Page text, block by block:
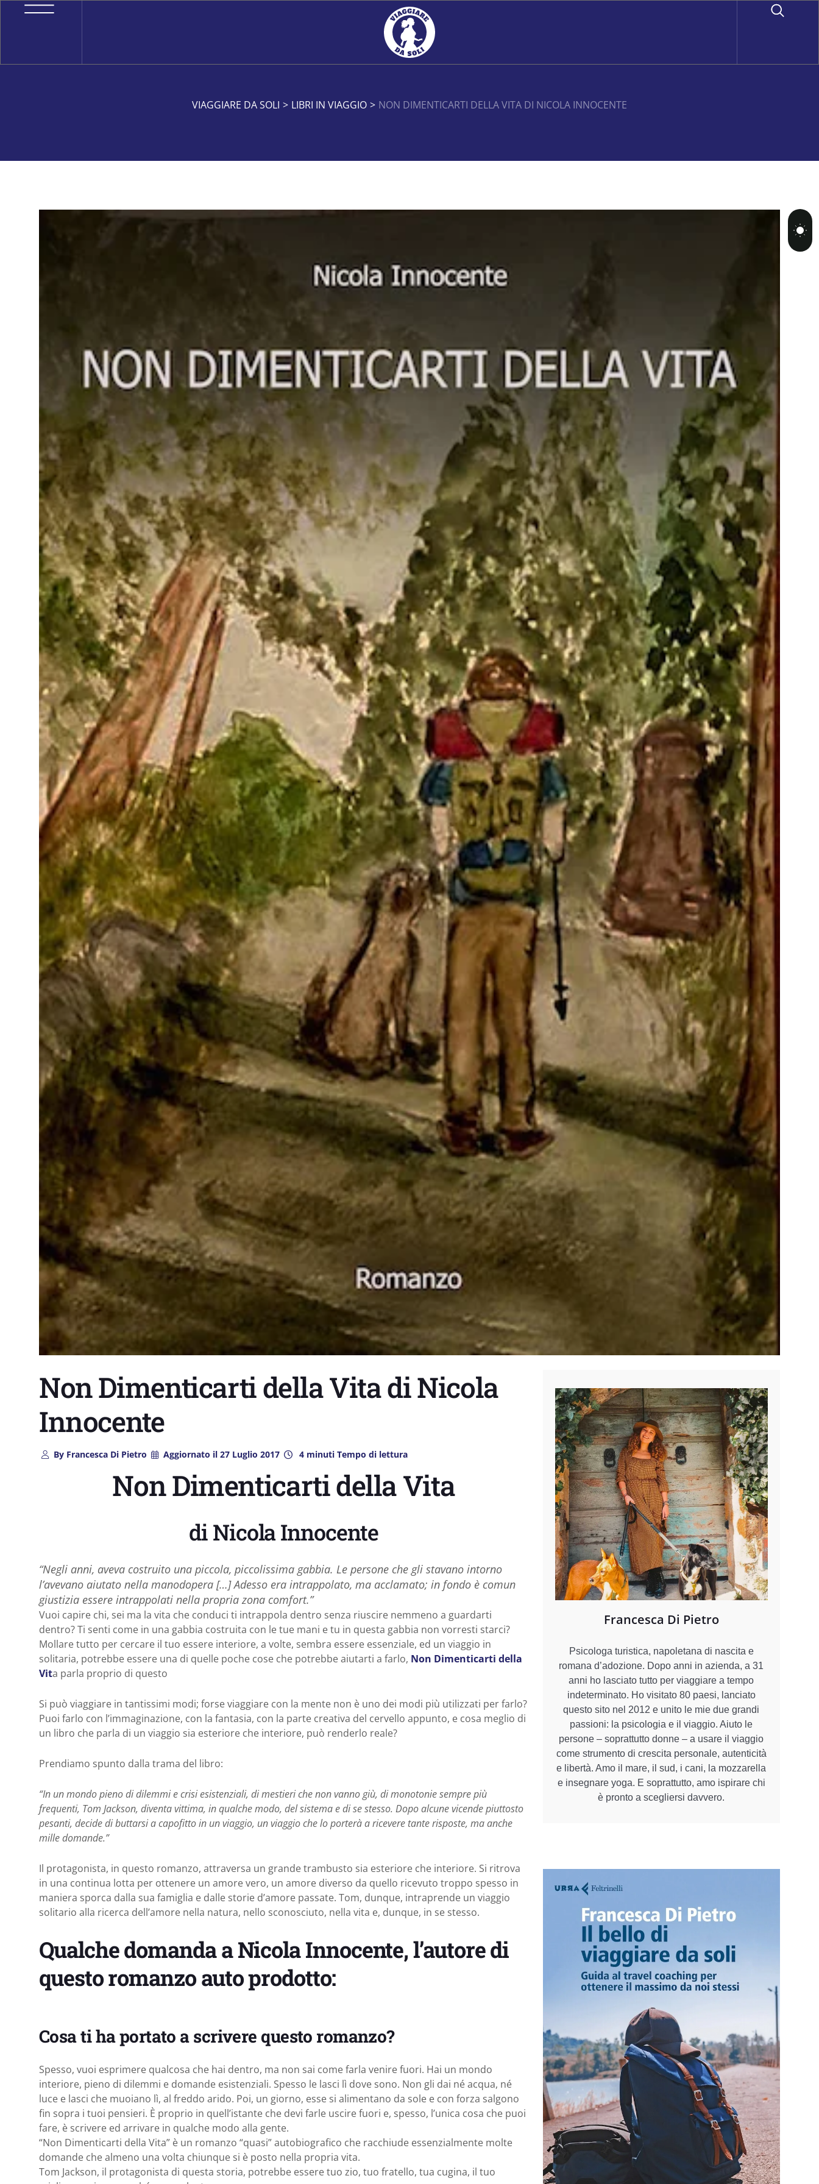
VIAGGIARE DA SOLI > LIBRI IN VIAGGIO > NON DIMENTICARTI DELLA VITA DI NICOLA INNOCENTE
Non Dimenticarti della Vita di Nicola
Innocente
ByFrancesca Di Pietro Aggiornato il 27 Luglio 2017 4 minuti Tempo di lettura
Non Dimenticarti della Vita
di Nicola Innocente
“Negli anni, aveva costruito una piccola, piccolissima gabbia. Le persone che gli stavano intorno
l’avevano aiutato nella manodopera […] Adesso era intrappolato, ma acclamato; in fondo è comun
giustizia essere intrappolati nella propria zona comfort.”
Vuoi capire chi, sei ma la vita che conduci ti intrappola dentro senza riuscire nemmeno a guardarti
dentro? Ti senti come in una gabbia costruita con le tue mani e tu in questa gabbia non vorresti starci?
Mollare tutto per cercare il tuo essere interiore, a volte, sembra essere essenziale, ed un viaggio in
solitaria, potrebbe essere una di quelle poche cose che potrebbe aiutarti a farlo, Non Dimenticarti della
Vita parla proprio di questo
Si può viaggiare in tantissimi modi; forse viaggiare con la mente non è uno dei modi più utilizzati per farlo?
Puoi farlo con l’immaginazione, con la fantasia, con la parte creativa del cervello appunto, e cosa meglio di
un libro che parla di un viaggio sia esteriore che interiore, può renderlo reale?
Prendiamo spunto dalla trama del libro:
“In un mondo pieno di dilemmi e crisi esistenziali, di mestieri che non vanno giù, di monotonie sempre più
frequenti, Tom Jackson, diventa vittima, in qualche modo, del sistema e di se stesso. Dopo alcune vicende piuttosto
pesanti, decide di buttarsi a capofitto in un viaggio, un viaggio che lo porterà a ricevere tante risposte, ma anche
mille domande.”
Il protagonista, in questo romanzo, attraversa un grande trambusto sia esteriore che interiore. Si ritrova
in una continua lotta per ottenere un amore vero, un amore diverso da quello ricevuto troppo spesso in
maniera sporca dalla sua famiglia e dalle storie d’amore passate. Tom, dunque, intraprende un viaggio
solitario alla ricerca dell’amore nella natura, nello sconosciuto, nella vita e, dunque, in se stesso.
Qualche domanda a Nicola Innocente, l’autore di
questo romanzo auto prodotto:
Cosa ti ha portato a scrivere questo romanzo?
Spesso, vuoi esprimere qualcosa che hai dentro, ma non sai come farla venire fuori. Hai un mondo
interiore, pieno di dilemmi e domande esistenziali. Spesso le lasci lì dove sono. Non gli dai né acqua, né
luce e lasci che muoiano lì, al freddo arido. Poi, un giorno, esse si alimentano da sole e con forza salgono
fin sopra i tuoi pensieri. È proprio in quell’istante che devi farle uscire fuori e, spesso, l’unica cosa che puoi
fare, è scrivere ed arrivare in qualche modo alla gente.
“Non Dimenticarti della Vita” è un romanzo “quasi” autobiografico che racchiude essenzialmente molte
domande che almeno una volta chiunque si è posto nella propria vita.
Tom Jackson, il protagonista di questa storia, potrebbe essere tuo zio, tuo fratello, tua cugina, il tuo
Francesca Di Pietro
Psicologa turistica, napoletana di nascita e
romana d’adozione. Dopo anni in azienda, a 31
anni ho lasciato tutto per viaggiare a tempo
indeterminato. Ho visitato 80 paesi, lanciato
questo sito nel 2012 e unito le mie due grandi
passioni: la psicologia e il viaggio. Aiuto le
persone – soprattutto donne – a usare il viaggio
come strumento di crescita personale, autenticità
e libertà. Amo il mare, il sud, i cani, la mozzarella
e insegnare yoga. E soprattutto, amo ispirare chi
è pronto a scegliersi davvero.